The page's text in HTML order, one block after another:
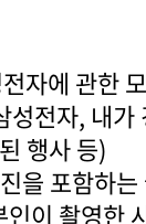
자에 관한
성전자, 내
행사 등)
을 포함하
이 촬영한